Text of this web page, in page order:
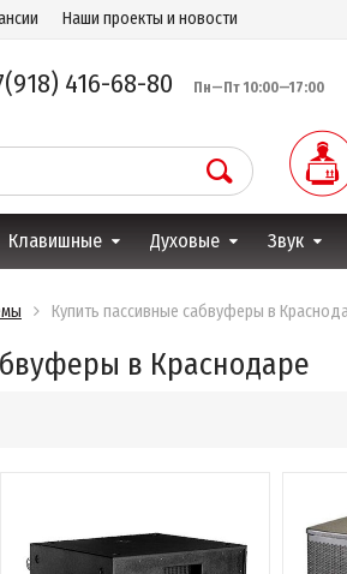
Наши проекты и новости
416-68-80 Пн—Пт 10:00—17:00
Клавишные Духовые Звук
Купить пассивные сабвуферы в
в Краснодаре